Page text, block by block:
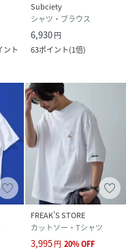
ント
Subciety
シャツ・ブラウス
6,930円
63ポイント(1倍)
FREAK’S STORE
カットソー・Tシャツ
3,995円 20%OFF